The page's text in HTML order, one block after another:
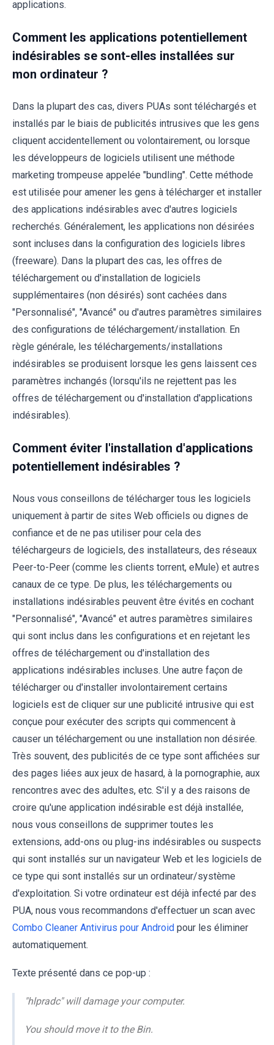
applications.
Comment les applications potentiellement
indésirables se sont-elles installées sur
mon ordinateur ?
Dans la plupart des cas, divers PUAs sont téléchargés et
installés par le biais de publicités intrusives que les gens
cliquent accidentellement ou volontairement, ou lorsque
les développeurs de logiciels utilisent une méthode
marketing trompeuse appelée "bundling". Cette méthode
est utilisée pour amener les gens à télécharger et installer
des applications indésirables avec d'autres logiciels
recherchés. Généralement, les applications non désirées
sont incluses dans la configuration des logiciels libres
(freeware). Dans la plupart des cas, les offres de
téléchargement ou d'installation de logiciels
supplémentaires (non désirés) sont cachées dans
"Personnalisé", "Avancé" ou d'autres paramètres similaires
des configurations de téléchargement/installation. En
règle générale, les téléchargements/installations
indésirables se produisent lorsque les gens laissent ces
paramètres inchangés (lorsqu'ils ne rejettent pas les
offres de téléchargement ou d'installation d'applications
indésirables).
Comment éviter l'installation d'applications
potentiellement indésirables ?
Nous vous conseillons de télécharger tous les logiciels
uniquement à partir de sites Web officiels ou dignes de
confiance et de ne pas utiliser pour cela des
téléchargeurs de logiciels, des installateurs, des réseaux
Peer-to-Peer (comme les clients torrent, eMule) et autres
canaux de ce type. De plus, les téléchargements ou
installations indésirables peuvent être évités en cochant
"Personnalisé", "Avancé" et autres paramètres similaires
qui sont inclus dans les configurations et en rejetant les
offres de téléchargement ou d'installation des
applications indésirables incluses. Une autre façon de
télécharger ou d'installer involontairement certains
logiciels est de cliquer sur une publicité intrusive qui est
conçue pour exécuter des scripts qui commencent à
causer un téléchargement ou une installation non désirée.
Très souvent, des publicités de ce type sont affichées sur
des pages liées aux jeux de hasard, à la pornographie, aux
rencontres avec des adultes, etc. S'il y a des raisons de
croire qu'une application indésirable est déjà installée,
nous vous conseillons de supprimer toutes les
extensions, add-ons ou plug-ins indésirables ou suspects
qui sont installés sur un navigateur Web et les logiciels de
ce type qui sont installés sur un ordinateur/système
d'exploitation. Si votre ordinateur est déjà infecté par des
PUA, nous vous recommandons d'effectuer un scan avec
Combo Cleaner Antivirus pour Android pour les éliminer
automatiquement.
Texte présenté dans ce pop-up :
"hlpradc" will damage your computer.
You should move it to the Bin.